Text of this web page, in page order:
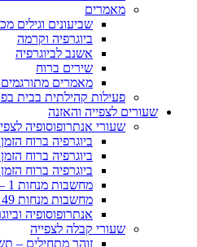
מאמרים
שביעונים וגילים
ביוגרפיה וקרמה
אשנב לביוגרפיה
שירים ברוח
מאמרים
פעילות קהילתית בבית
שעורים לצפייה והאזנה
שעורי אנתרופוסופיה
ביוגרפיה ברוח הזמן –
ביוגרפיה ברוח הזמן –
ביוגרפיה ברוח הזמן
מחשבות מנחות 1 – 48
מחשבות מנחות 49 – היום
אנתרופוסופיה
שעורי קבלה לצפייה
זוהר מתחילים –